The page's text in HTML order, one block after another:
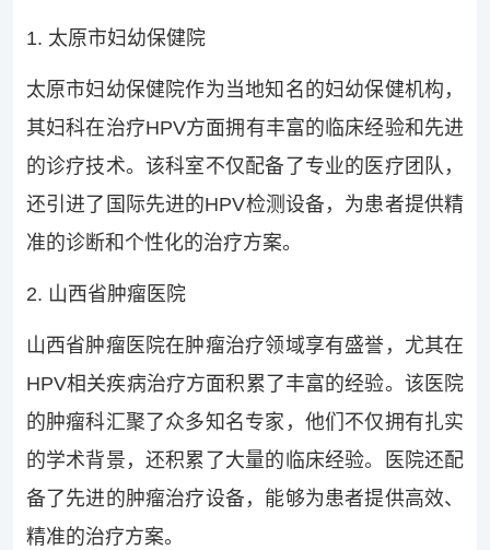
1. 太原市妇幼保健院
太原市妇幼保健院作为当地知名的妇幼保健机构，
其妇科在治疗HPV方面拥有丰富的临床经验和先进
的诊疗技术。该科室不仅配备了专业的医疗团队，
还引进了国际先进的HPV检测设备，为患者提供精
准的诊断和个性化的治疗方案。
2. 山西省肿瘤医院
山西省肿瘤医院在肿瘤治疗领域享有盛誉，尤其在
HPV相关疾病治疗方面积累了丰富的经验。该医院
的肿瘤科汇聚了众多知名专家，他们不仅拥有扎实
的学术背景，还积累了大量的临床经验。医院还配
备了先进的肿瘤治疗设备，能够为患者提供高效、
精准的治疗方案。